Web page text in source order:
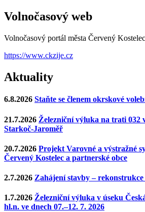
Volnočasový web
Volnočasový portál města Červený Kostelec
https://www.ckzije.cz
Aktuality
6.8.2026 Staňte se členem okrskové
21.7.2026 Železniční výluka na trati 032
Starkoč-Jaroměř
20.7.2026 Projekt Varovné a výstražné
Červený Kostelec a partnerské obce
2.7.2026 Zahájení stavby –
1.7.2026 Železniční výluka v úseku
hl.n. ve dnech 07.–12. 7. 2026